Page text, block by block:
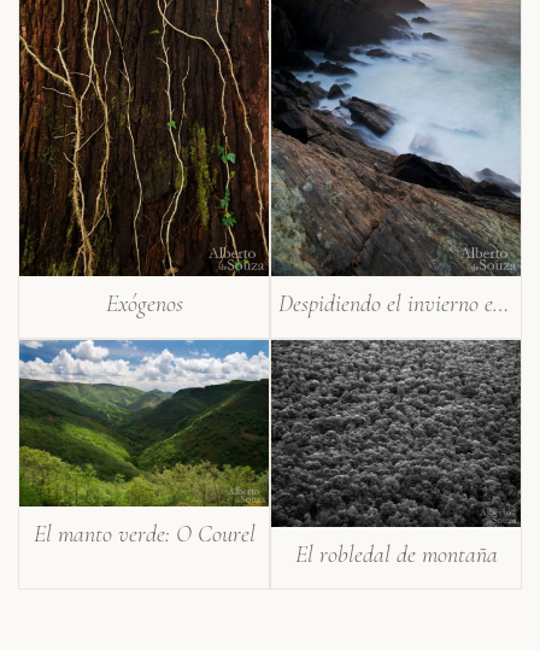
Exógenos Despidiendo el invierno en la costa de Artabria
El manto verde: O Courel
El robledal de montaña